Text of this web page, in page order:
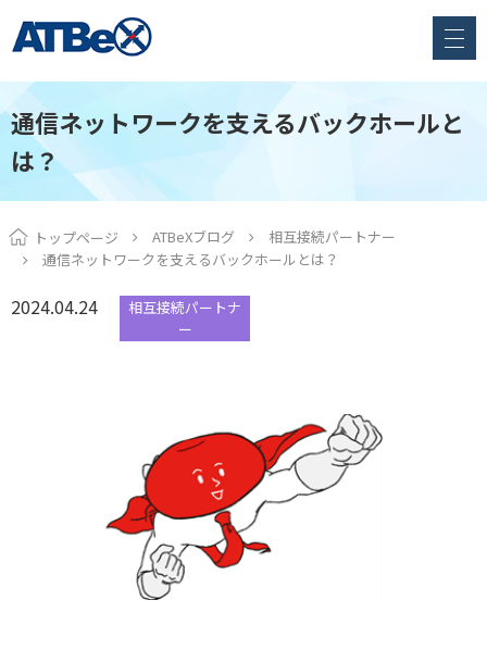
通信ネットワークを支えるバックホールと
は？
トップページ ATBeXブログ
相互接続パートナー
通信ネットワークを支えるバックホールとは？
2024.04.24
相互接続パートナ
ー